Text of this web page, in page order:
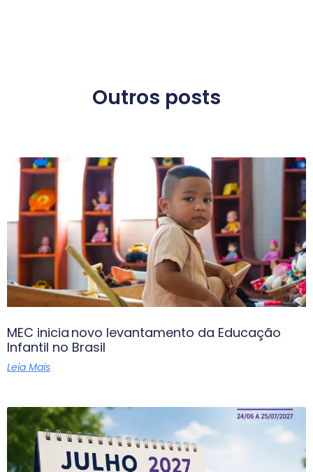
Outros posts
MEC inicia novo levantamento da Educação
Infantil no Brasil
Leia Mais